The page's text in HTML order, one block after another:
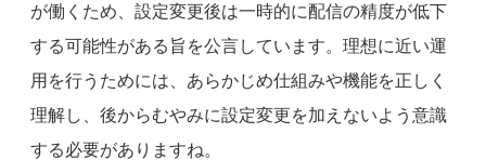
が働くため、設定変更後は一時的に配信の精度が低下
する可能性がある旨を公言しています。理想に近い運
用を行うためには、あらかじめ仕組みや機能を正しく
理解し、後からむやみに設定変更を加えないよう意識
する必要がありますね。